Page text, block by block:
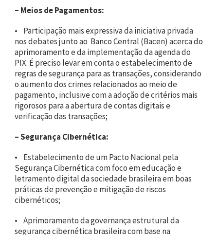
– Meios de Pagamentos:
• Participação mais expressiva da iniciativa privada
nos debates junto ao Banco Central (Bacen) acerca do
aprimoramento e da implementação da agenda do
PIX. É preciso levar em conta o estabelecimento de
regras de segurança para as transações, considerando
o aumento dos crimes relacionados ao meio de
pagamento, inclusive com a adoção de critérios mais
rigorosos para a abertura de contas digitais e
verificação das transações;
–Segurança Cibernética:
• Estabelecimento de um Pacto Nacional pela
Segurança Cibernética com foco em educação e
letramento digital da sociedade brasileira em boas
práticas de prevenção e mitigação de riscos
cibernéticos;
• Aprimoramento da governança estrutural da
segurança cibernética brasileira com base na